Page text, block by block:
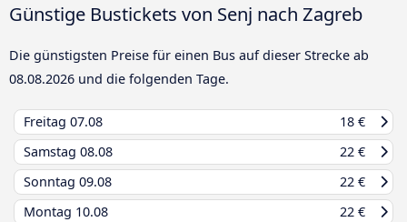
Günstige Bustickets von Senj nach Zagreb
Die günstigsten Preise für einen Bus auf dieser Strecke ab
08.08.2026 und die folgenden Tage.
Freitag 07.08
18 €
Samstag 08.08
22 €
Sonntag 09.08
22 €
Montag 10.08
22 €